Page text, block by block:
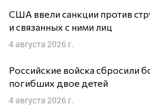
США ввели санкции против
и связанных с ними лиц
4 августа 2026 г.
Российские войска сбросили
погибших двое детей
4 августа 2026 г.